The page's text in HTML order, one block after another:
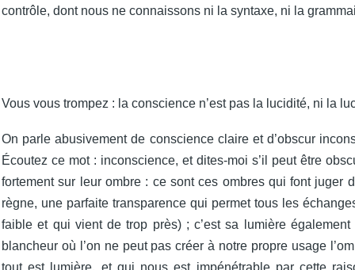
contrôle, dont nous ne connaissons ni la syntaxe, ni la
Vous vous trompez : la conscience n’est pas la lucidité, ni la
On parle abusivement de conscience claire et d’obscur
Écoutez ce mot : inconscience, et dites-moi s’il peut être
fortement sur leur ombre : ce sont ces ombres qui font juger
règne, une parfaite transparence qui permet tous les
faible et qui vient de trop près) ; c’est sa lumière
blancheur où l’on ne peut pas créer à notre propre usage
tout est lumière, et qui nous est impénétrable par cette